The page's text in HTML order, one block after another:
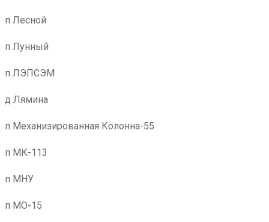
п Лесной
п Лунный
п ЛЭПСЭМ
д Лямина
п Механизированная Колонна-55
п МК-113
п МНУ
п МО-15